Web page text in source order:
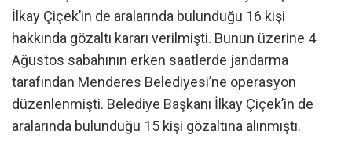
İlkay Çiçek’in de aralarında bulunduğu 16 kişi
hakkında gözaltı kararı verilmişti. Bunun üzerine 4
Ağustos sabahının erken saatlerde jandarma
tarafından Menderes Belediyesi’ne operasyon
düzenlenmişti. Belediye Başkanı İlkay Çiçek’in de
aralarında bulunduğu 15 kişi gözaltına alınmıştı.